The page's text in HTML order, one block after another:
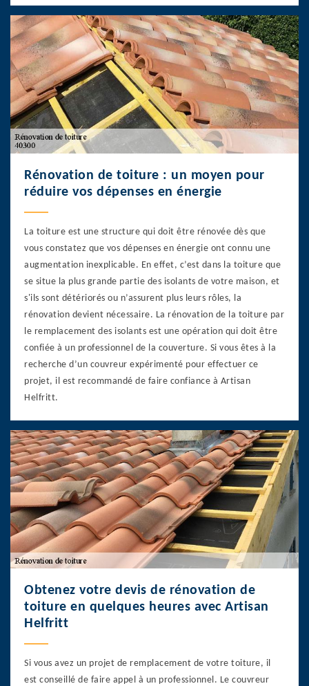
Rénovation de toiture : un moyen pour
réduire vos dépenses en énergie
La toiture est une structure qui doit être rénovée dès que
vous constatez que vos dépenses en énergie ont connu une
augmentation inexplicable. En effet, c’est dans la toiture que
se situe la plus grande partie des isolants de votre maison, et
s'ils sont détériorés ou n’assurent plus leurs rôles, la
rénovation devient nécessaire. La rénovation de la toiture par
le remplacement des isolants est une opération qui doit être
confiée à un professionnel de la couverture. Si vous êtes à la
recherche d’un couvreur expérimenté pour effectuer ce
projet, il est recommandé de faire confiance à Artisan
Helfritt.
Obtenez votre devis de rénovation de
toiture en quelques heures avec Artisan
Helfritt
Si vous avez un projet de remplacement de votre toiture, il
est conseillé de faire appel à un professionnel. Le couvreur